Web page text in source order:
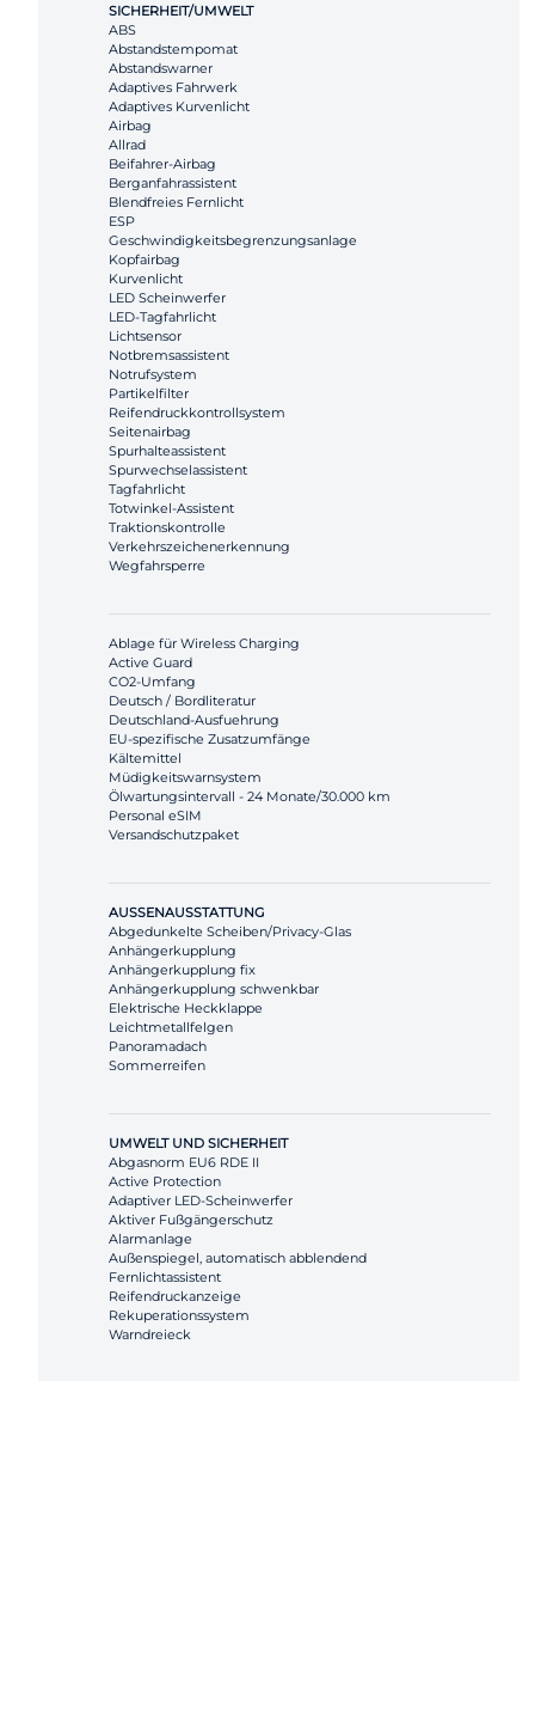
SICHERHEIT/UMWELT
ABS
Abstandstempomat
Abstandswarner
Adaptives Fahrwerk
Adaptives Kurvenlicht
Airbag
Allrad
Beifahrer-Airbag
Berganfahrassistent
Blendfreies Fernlicht
ESP
Geschwindigkeitsbegrenzungsanlage
Kopfairbag
Kurvenlicht
LED Scheinwerfer
LED-Tagfahrlicht
Lichtsensor
Notbremsassistent
Notrufsystem
Partikelfilter
Reifendruckkontrollsystem
Seitenairbag
Spurhalteassistent
Spurwechselassistent
Tagfahrlicht
Totwinkel-Assistent
Traktionskontrolle
Verkehrszeichenerkennung
Wegfahrsperre
Ablage für Wireless Charging
Active Guard
CO2-Umfang
Deutsch / Bordliteratur
Deutschland-Ausfuehrung
EU-spezifische Zusatzumfänge
Kältemittel
Müdigkeitswarnsystem
Ölwartungsintervall - 24 Monate/30.000 km
Personal eSIM
Versandschutzpaket
AUSSENAUSSTATTUNG
Abgedunkelte Scheiben/Privacy-Glas
Anhängerkupplung
Anhängerkupplung fix
Anhängerkupplung schwenkbar
Elektrische Heckklappe
Leichtmetallfelgen
Panoramadach
Sommerreifen
UMWELT UND SICHERHEIT
Abgasnorm EU6 RDE II
Active Protection
Adaptiver LED-Scheinwerfer
Aktiver Fußgängerschutz
Alarmanlage
Außenspiegel, automatisch abblendend
Fernlichtassistent
Reifendruckanzeige
Rekuperationssystem
Warndreieck